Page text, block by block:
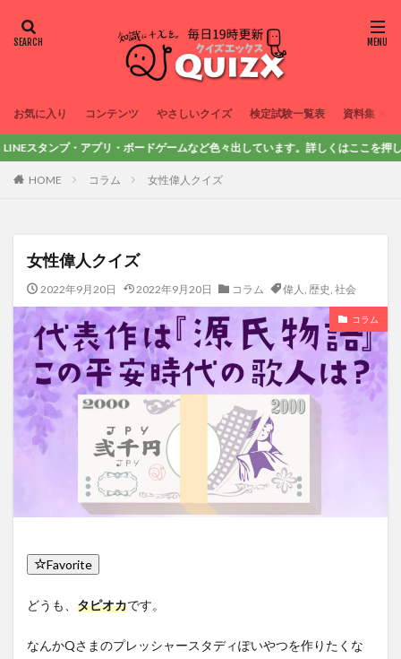
お気に入り コンテンツ やさしいクイズ 検定試験一覧表 資料集
・ボードゲームなど色々出しています。詳しくはここを押してみてね！
HOME コラム 女性偉人クイズ
女性偉人クイズ
2022年9月20日 2022年9月20日 コラム 偉人, 歴史, 社会
コラム
Favorite
どうも、 タピオカです。
なんかQさまのプレッシャースタディぽいやつを作りたくな